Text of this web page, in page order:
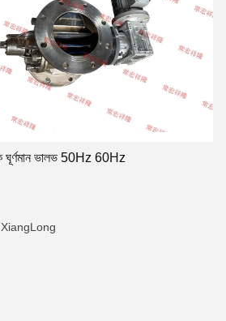
ঘূর্ণমান ভালভ 50Hz 60Hz
XiangLong